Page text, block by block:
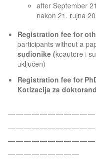
after September
nakon 21. rujna
Registration fee for
participants without a
sudionike (koautore i
uključen)
Registration fee for
Kotizacija za
—————————